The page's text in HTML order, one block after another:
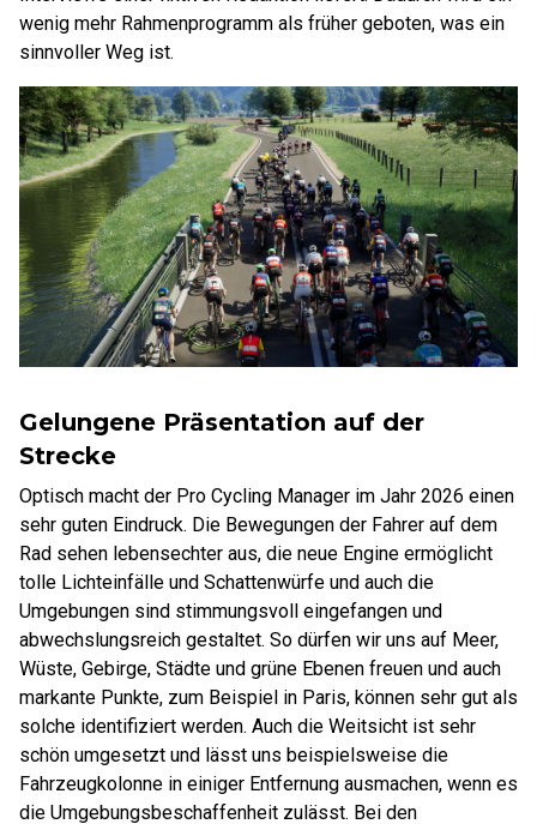
wenig mehr Rahmenprogramm als früher geboten, was ein
sinnvoller Weg ist.
Gelungene Präsentation auf der
Strecke
Optisch macht der Pro Cycling Manager im Jahr 2026 einen
sehr guten Eindruck. Die Bewegungen der Fahrer auf dem
Rad sehen lebensechter aus, die neue Engine ermöglicht
tolle Lichteinfälle und Schattenwürfe und auch die
Umgebungen sind stimmungsvoll eingefangen und
abwechslungsreich gestaltet. So dürfen wir uns auf Meer,
Wüste, Gebirge, Städte und grüne Ebenen freuen und auch
markante Punkte, zum Beispiel in Paris, können sehr gut als
solche identifiziert werden. Auch die Weitsicht ist sehr
schön umgesetzt und lässt uns beispielsweise die
Fahrzeugkolonne in einiger Entfernung ausmachen, wenn es
die Umgebungsbeschaffenheit zulässt. Bei den